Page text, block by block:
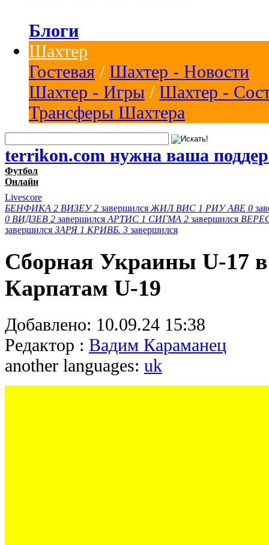
Блоги
Шахтер
Гостевая / Шахтер - Новости
Шахтер - Игры / Шахтер -
Трансферы Шахтера
terrikon.com нужна ваша
Футбол
Онлайн
Livescore
БЕНФИКА 2 ВИЗЕУ 2 завершился ЖИЛ ВИС 1 РИУ АВЕ 0
0 ВИДЗЕВ 2 завершился АРТИС 1 СИГМА 2 завершился
завершился ЗАРЯ 1 КРИВБ. 3 завершился
Сборная Украины U-17 в
Карпатам U-19
Добавлено: 10.09.24 15:38
Редактор : Вадим Караманец
another languages: uk